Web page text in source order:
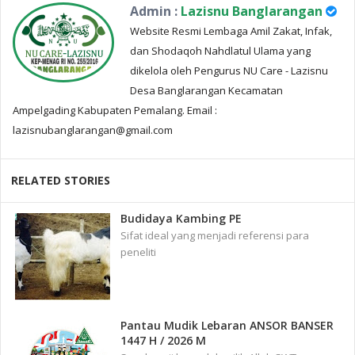
Admin : Lazisnu Banglarangan
Website Resmi Lembaga Amil Zakat, Infak,
dan Shodaqoh Nahdlatul Ulama yang
dikelola oleh Pengurus NU Care - Lazisnu
Desa Banglarangan Kecamatan
Ampelgading Kabupaten Pemalang. Email :
lazisnubanglarangan@gmail.com
RELATED STORIES
Budidaya Kambing PE
Sifat ideal yang menjadi referensi para
peneliti
Pantau Mudik Lebaran ANSOR BANSER
1447 H / 2026 M